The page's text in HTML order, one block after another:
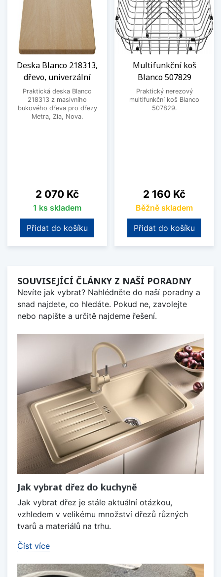
Deska Blanco 218313,
dřevo, univerzální
Praktická deska Blanco
218313 z masivního
bukového dřeva pro dřezy
Metra, Zia, Nova.
Cena
2 070 Kč
1 ks skladem
Přidat do košíku
Multifunkční koš
Blanco 507829
Praktický nerezový
multifunkční koš Blanco
507829.
Cena
2 160 Kč
Běžně skladem
Přidat do košíku
SOUVISEJÍCÍ ČLÁNKY Z NAŠÍ PORADNY
Nevíte jak vybrat? Nahlédněte do naší poradny a
snad najdete, co hledáte. Pokud ne, zavolejte
nebo napište a určitě najdeme řešení.
Jak vybrat dřez do kuchyně
Jak vybrat dřez je stále aktuální otázkou,
vzhledem v velikému množství dřezů různých
tvarů a materiálů na trhu.
Číst více